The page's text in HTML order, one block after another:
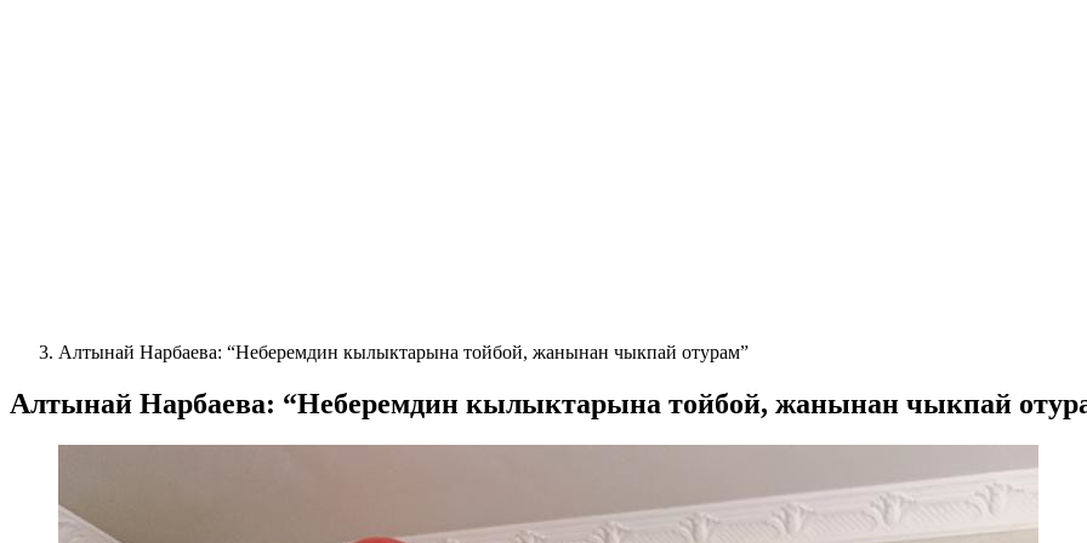
Алтынай Нарбаева: “Неберемдин кылыктарына тойбой, жанынан чыкпай отурам”
Алтынай Нарбаева: “Неберемдин кылыктарына тойбой, жанынан чыкпай